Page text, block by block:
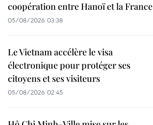
coopération entre Hanoï et la France
05/08/2026 03:38
Le Vietnam accélère le visa
électronique pour protéger ses
citoyens et ses visiteurs
05/08/2026 02:45